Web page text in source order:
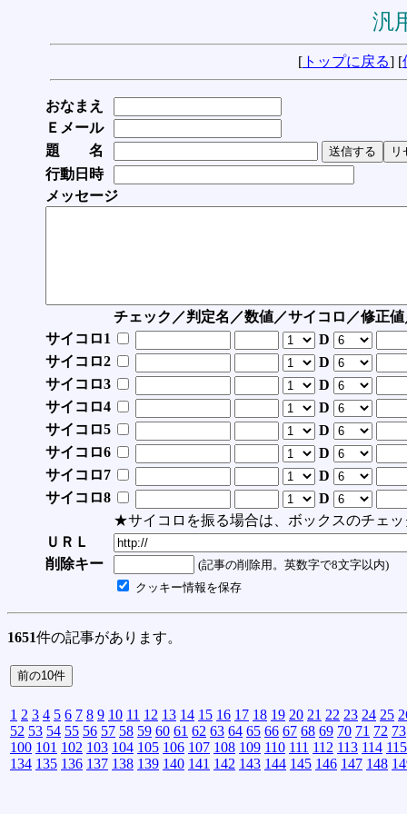
汎
[ トップに戻る] [
おなまえ
Ｅメール
題 名
行動日時
メッセージ
チェック／判定名／数値／サイコロ／修正
サイコロ1
D
サイコロ2
D
サイコロ3
D
サイコロ4
D
サイコロ5
D
サイコロ6
D
サイコロ7
D
サイコロ8
D
★サイコロを振る場合は、ボックスのチェッ
ＵＲＬ
削除キー
(記事の削除用。英数字で8文字以内)
クッキー情報を保存
1651件の記事があります。
1 2 3 4 5 6 7 8 9 10 11 12 13 14 15 16 17 18 19 20 21 22 23 24 25
52 53 54 55 56 57 58 59 60 61 62 63 64 65 66 67 68 69 70 71 72 73
100 101 102 103 104 105 106 107 108 109 110 111 112 113 114 115
134 135 136 137 138 139 140 141 142 143 144 145 146 147 148